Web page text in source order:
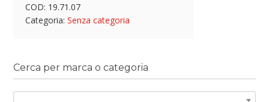
COD: 19.71.07
Categoria:Senza categoria
Cerca per marca o categoria